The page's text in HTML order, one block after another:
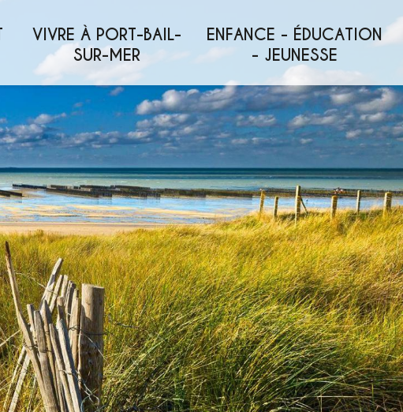
VIVRE À PORT-BAIL-
SUR-MER
ENFANCE - ÉDUCATION
- JEUNESSE